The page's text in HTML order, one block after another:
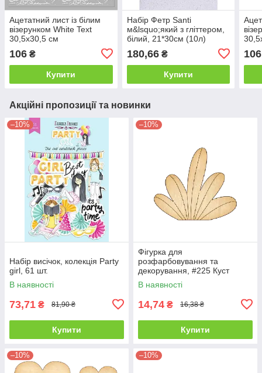
Ацетатний лист із білим
візерунком White Text
30,5х30,5 см
106 ₴
Купити
Набір Фетр Santi
м&lsquo;який з гліттером,
білий, 21*30см (10л)
180,66₴
Купити
106
Акційні пропозиції та новинки
–10%
Набір висічок, колекція Party
girl, 61 шт.
В наявності
73,71 ₴ 81,90 ₴
Купити
–10%
Фігурка для
розфарбовування та
декорування, #225 Куст
В наявності
14,74 ₴ 16,38 ₴
Купити
–10% –10%